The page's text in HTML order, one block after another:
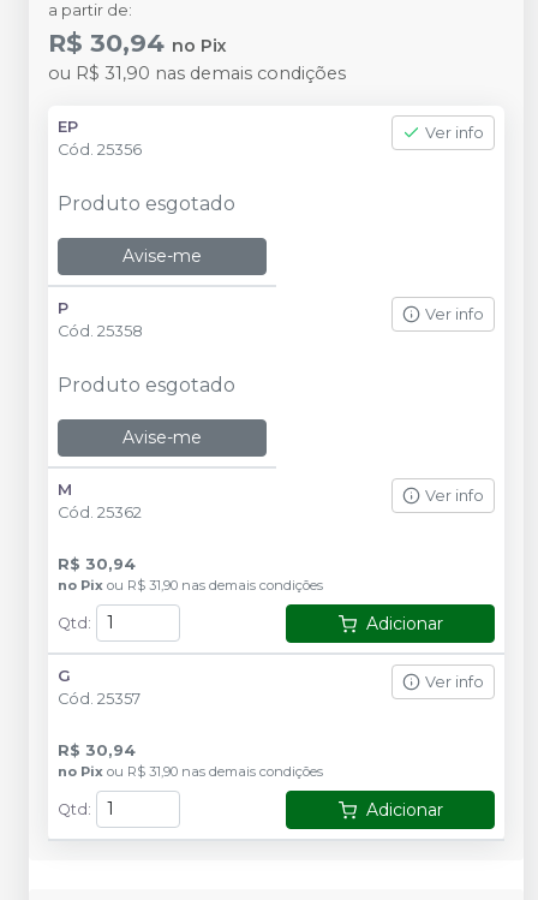
a partir de:
R$ 30,94 no Pix
ou R$ 31,90 nas demais condições
EP
Cód. 25356
Ver info
Produto esgotado
Avise-me
P
Cód. 25358
Ver info
Produto esgotado
Avise-me
M
Cód. 25362
Ver info
R$ 30,94
no Pix ou R$ 31,90 nas demais condições
Qtd : Adicionar
G
Cód. 25357
Ver info
R$ 30,94
no Pix ou R$ 31,90 nas demais condições
Qtd : Adicionar